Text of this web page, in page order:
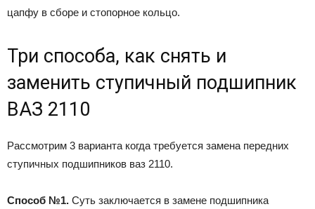
цапфу в сборе и стопорное кольцо.
Три способа, как снять и
заменить ступичный подшипник
ВАЗ 2110
Рассмотрим 3 варианта когда требуется замена передних
ступичных подшипников ваз 2110.
Способ №1. Суть заключается в замене подшипника